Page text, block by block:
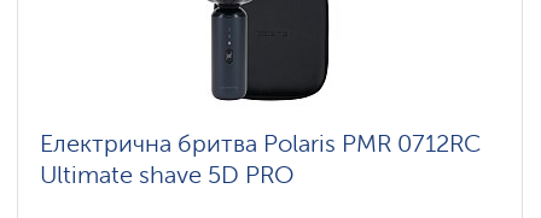
Електрична бритва Polaris PMR 0712RC
Ultimate shave 5D PRO